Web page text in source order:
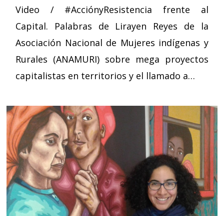
Video / #AcciónyResistencia frente al
Capital. Palabras de Lirayen Reyes de la
Asociación Nacional de Mujeres indígenas y
Rurales (ANAMURI) sobre mega proyectos
capitalistas en territorios y el llamado a…